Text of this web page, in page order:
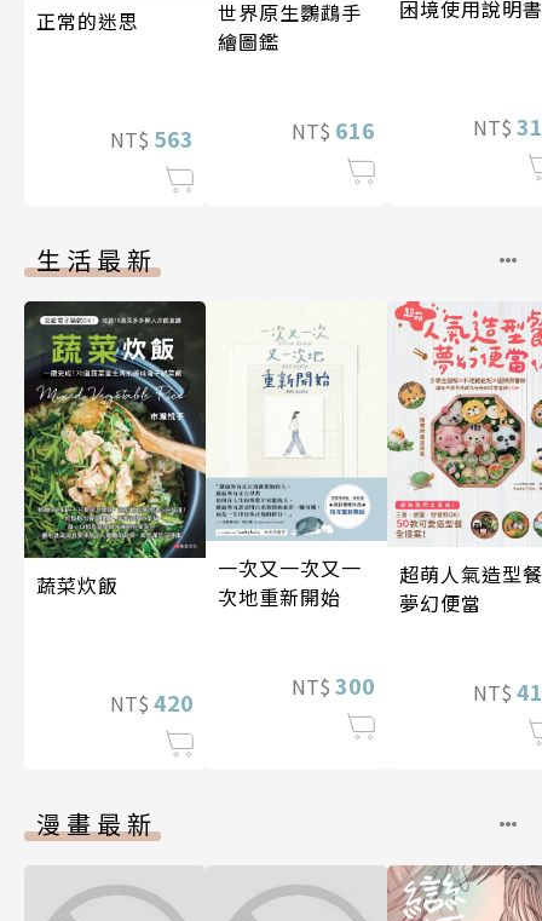
正常的迷思
NT$ 563
世界原生鸚鵡手
繪圖鑑
NT$ 616
困境使用說明書
NT$
生活最新
蔬菜炊飯
NT$ 420
一次又一次又一
次地重新開始
NT$ 300
超萌人氣造型
夢幻便當
NT$
漫畫最新